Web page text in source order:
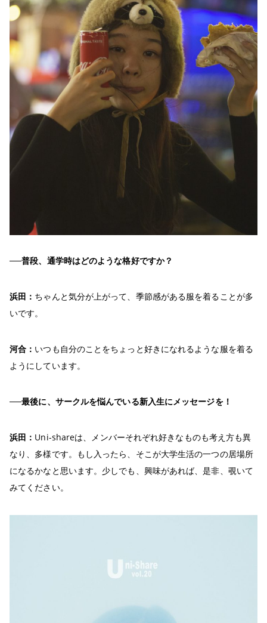
──普段、通学時はどのような格好ですか？
浜田： ちゃんと気分が上がって、季節感がある服を着ることが多
いです。
河合： いつも自分のことをちょっと好きになれるような服を着る
ようにしています。
──最後に、サークルを悩んでいる新入生にメッセージを！
浜田： Uni-shareは、メンバーそれぞれ好きなものも考え方も異
なり、多様です。もし入ったら、そこが大学生活の一つの居場所
になるかなと思います。少しでも、興味があれば、是非、覗いて
みてください。